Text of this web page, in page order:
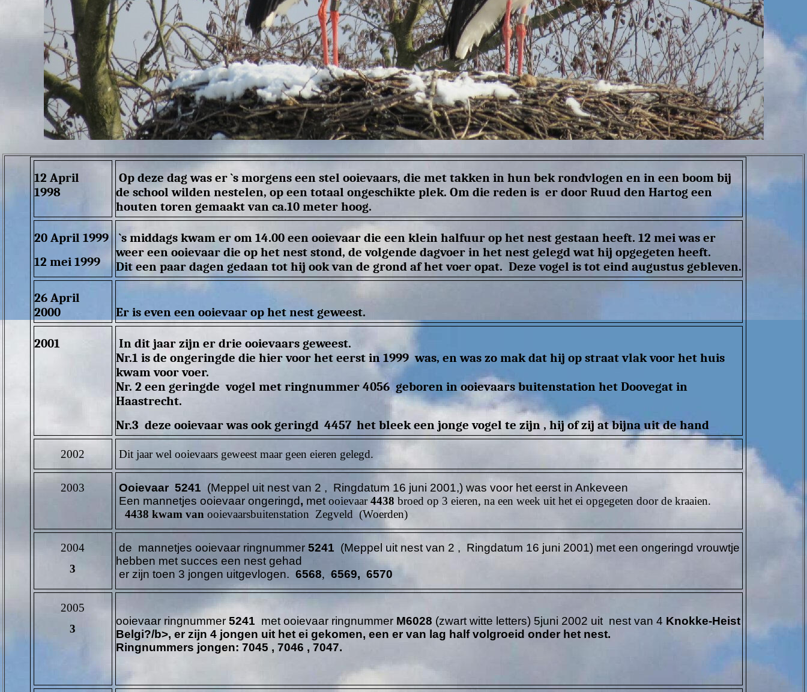
12 April
1998
Op deze dag was er `s morgens een stel ooievaars, die met takken in hun bek rondvlogen en in een boom bij
de school wilden nestelen, op een totaal ongeschikte plek. Om die reden is er door Ruud den Hartog een
houten toren gemaakt van ca.10 meter hoog.
20 April 1999
12 mei 1999
`s middags kwam er om 14.00 een ooievaar die een klein halfuur op het nest gestaan heeft. 12 mei was er
weer een ooievaar die op het nest stond, de volgende dagvoer in het nest gelegd wat hij opgegeten heeft.
Dit een paar dagen gedaan tot hij ook van de grond af het voer opat. Deze vogel is tot eind augustus gebleven.
26 April
2000
Er is even een ooievaar op het nest geweest.
2001
In dit jaar zijn er drie ooievaars geweest.
Nr.1 is de ongeringde die hier voor het eerst in 1999 was, en was zo mak dat hij op straat vlak voor het huis
kwam voor voer.
Nr. 2 een geringde vogel met ringnummer 4056 geboren in ooievaars buitenstation het Doovegat in
Haastrecht.
Nr.3 deze ooievaar was ook geringd 4457 het bleek een jonge vogel te zijn , hij of zij at bijna uit de hand
2002 Dit jaar wel ooievaars geweest maar geen eieren gelegd.
2003 Ooievaar 5241 (Meppel uit nest van 2 , Ringdatum 16 juni 2001,) was voor het eerst in Ankeveen
Een mannetjes ooievaar ongeringd, met ooievaar 4438 broed op 3 eieren, na een week uit het ei opgegeten door de kraaien.
4438 kwam van ooievaarsbuitenstation Zegveld (Woerden)
2004
3
de mannetjes ooievaar ringnummer 5241 (Meppel uit nest van 2 , Ringdatum 16 juni 2001) met een ongeringd vrouwtje
hebben met succes een nest gehad
er zijn toen 3 jongen uitgevlogen. 6568, 6569, 6570
2005
3
ooievaar ringnummer 5241 met ooievaar ringnummer M6028 (zwart witte letters) 5juni 2002 uit nest van 4 Knokke-Heist
Belgi?/b>, er zijn 4 jongen uit het ei gekomen, een er van lag half volgroeid onder het nest.
Ringnummers jongen: 7045 , 7046 , 7047.